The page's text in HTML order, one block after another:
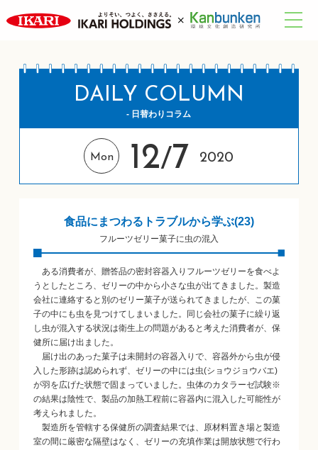
DAILY COLUMN
- 日替わりコラム
Mon 12/7 2020
食品にまつわるトラブルから学ぶ(23)
フルーツゼリー菓子に虫の混入
ある消費者が、贈答品の密封容器入りフルーツゼリーを食べよ
うとしたところ、ゼリーの中から小さな虫が出てきました。製造
会社に連絡すると別のゼリー菓子が送られてきましたが、この菓
子の中にも虫を見つけてしまいました。同じ会社の菓子に繰り返
し虫が混入する状況は衛生上の問題があると考えた消費者が、保
健所に届け出ました。
届け出のあった菓子は未開封の容器入りで、容器外から虫が侵
入した形跡は認められず、ゼリーの中には虫(ショウジョウバエ)
が羽を広げた状態で固まっていました。虫体のカタラーゼ試験※
の結果は陰性で、製品の加熱工程前に容器内に混入した可能性が
考えられました。
製造所を管轄する保健所の調査結果では、原材料置き場と製造
室の間に厳密な隔壁はなく、ゼリーの充填作業は開放状態で行わ